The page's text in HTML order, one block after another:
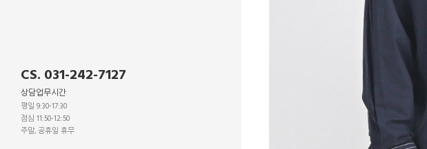
CS. 031-242-7127
상담업무시간
평일 9:30-17:30
점심 11:50-12:50
주말, 공휴일 휴무